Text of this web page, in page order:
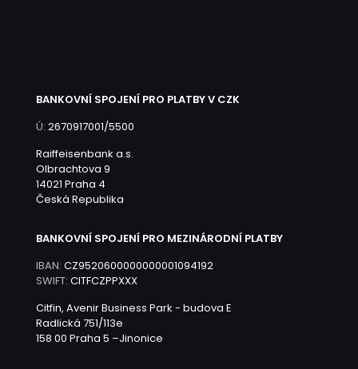
BANKOVNÍ SPOJENÍ PRO PLATBY V CZK
Ú: 2670917001/5500
Raiffeisenbank a.s.
Olbrachtova 9
14021 Praha 4
Česká Republika
BANKOVNÍ SPOJENÍ PRO MEZINÁRODNÍ PLATBY
IBAN: CZ9520600000000001094192
SWIFT: CITFCZPPXXX
Citfin, Avenir Business Park - budova E
Radlická 751/113e
158 00 Praha 5 –Jinonice